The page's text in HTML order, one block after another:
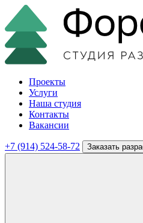
Проекты
Услуги
Наша студия
Контакты
Вакансии
+7 (914) 524-58-72 Заказать